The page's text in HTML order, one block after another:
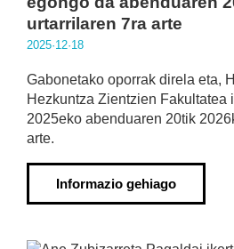
urtarrilaren 7ra arte
2025·12·18
Gabonetako oporrak direla eta,
Hezkuntza Zientzien Fakultatea
2025eko abenduaren 20tik
arte.
Informazio gehiago